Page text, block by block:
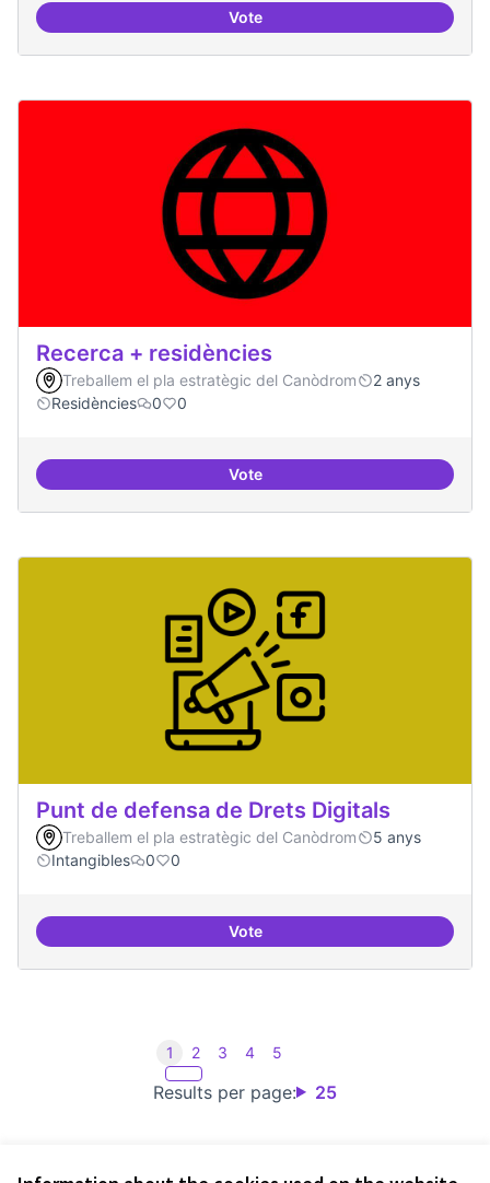
VoteRecerca + residències
Recerca + residències
Treballem el pla estratègic del Canòdrom
2 anys
Residències
0 0
VoteRecerca + residències
Punt de defensa de Drets Digitals
Treballem el pla estratègic del Canòdrom
5 anys
Intangibles
0 0
VotePunt de defensa de Drets Digitals
Results per page: 25
1 2 3 4 5